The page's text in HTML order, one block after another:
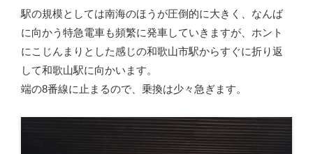
駅の規模としては南海のほうが圧倒的に大きく、なんば
に向かう特急電車も頻繁に発車していきますが、ホント
にこじんまりとした感じの和歌山市駅からすぐに折り返
して和歌山駅に向かいます。
端の8番線に止まるので、乗換は少々急ぎます。